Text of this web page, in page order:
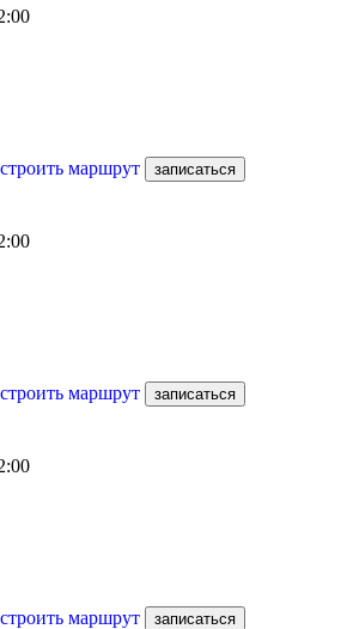
маршрут записаться
маршрут записаться
маршрут записаться